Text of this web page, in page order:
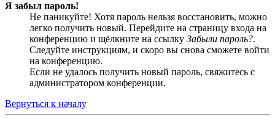
Я забыл пароль!
Не паникуйте! Хотя пароль нельзя восстановить, можно
легко получить новый. Перейдите на страницу входа на
конференцию и щёлкните на ссылку Забыли пароль?.
Следуйте инструкциям, и скоро вы снова сможете войти
на конференцию.
Если не удалось получить новый пароль, свяжитесь с
администратором конференции.
Вернуться к началу